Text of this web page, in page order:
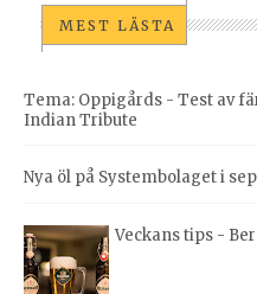
MEST LÄSTA
Tema: Oppigårds - Test av
Indian Tribute
Nya öl på Systembolaget i
Veckans tips -